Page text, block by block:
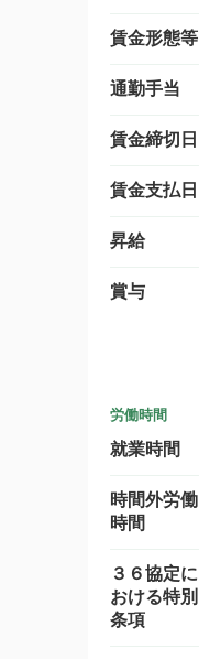
賃金形態等
通勤手当
賃金締切日
賃金支払日
昇給
賞与
労働時間
就業時間
時間外労働
時間
３６協定に
おける特別
条項